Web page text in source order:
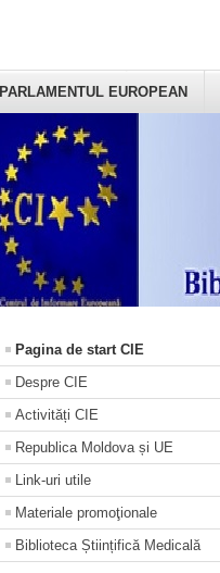
PARLAMENTUL EUROPEAN
Pagina de start CIE
Despre CIE
Activități CIE
Republica Moldova și UE
Link-uri utile
Materiale promoţionale
Biblioteca Științifică Medicală